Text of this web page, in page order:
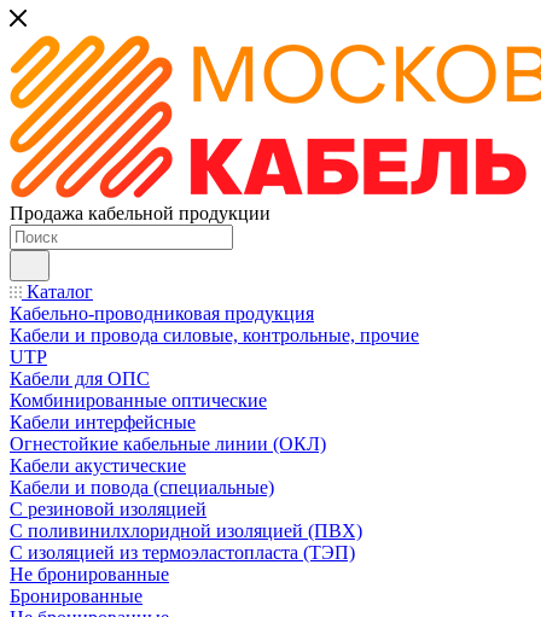
Продажа кабельной продукции
Каталог
Кабельно-проводниковая продукция
Кабели и провода силовые, контрольные, прочие
UTP
Кабели для ОПС
Комбинированные оптические
Кабели интерфейсные
Огнестойкие кабельные линии (ОКЛ)
Кабели акустические
Кабели и повода (специальные)
С резиновой изоляцией
С поливинилхлоридной изоляцией (ПВХ)
С изоляцией из термоэластопласта (ТЭП)
Не бронированные
Бронированные